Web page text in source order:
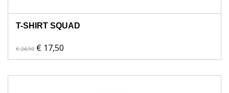
T-SHIRT SQUAD
€ 24,50 € 17,50